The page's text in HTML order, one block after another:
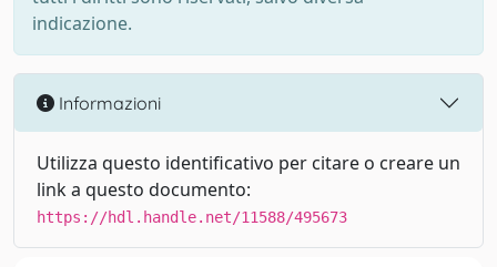
indicazione.
Informazioni
Utilizza questo identificativo per citare o creare un
link a questo documento:
https://hdl.handle.net/11588/495673